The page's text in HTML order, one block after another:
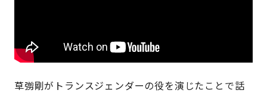
草彅剛がトランスジェンダーの役を演じたことで話